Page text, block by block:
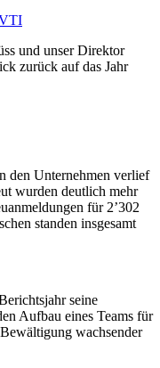
und unser Direktor
zurück auf das Jahr
den Unternehmen verlief
wurden deutlich mehr
für 2’302
standen insgesamt
seine
Aufbau eines Teams für
wachsender